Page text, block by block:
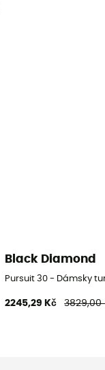
Black Diamond
Pursuit 30 - Dámsky
2245,29 Kč 3829,00